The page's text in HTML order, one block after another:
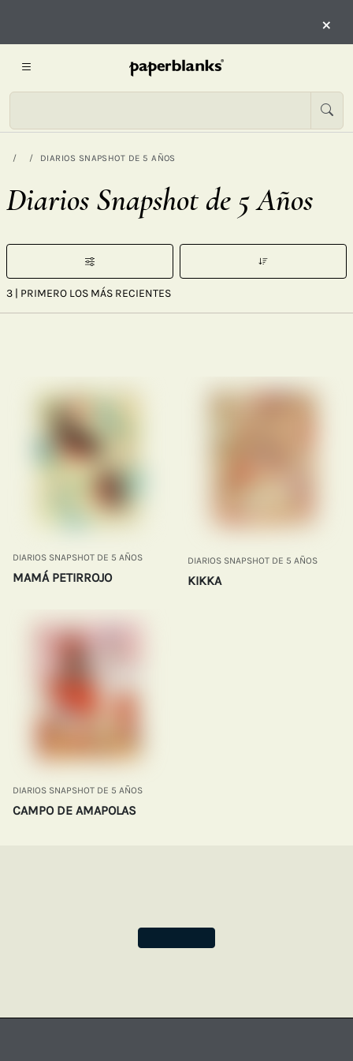
×
DIARIOS SNAPSHOT DE 5 AÑOS
Diarios Snapshot de 5 Años
3 | PRIMERO LOS MÁS RECIENTES
DIARIOS SNAPSHOT DE 5 AÑOS
MAMÁ PETIRROJO
DIARIOS SNAPSHOT DE 5 AÑOS
KIKKA
DIARIOS SNAPSHOT DE 5 AÑOS
CAMPO DE AMAPOLAS